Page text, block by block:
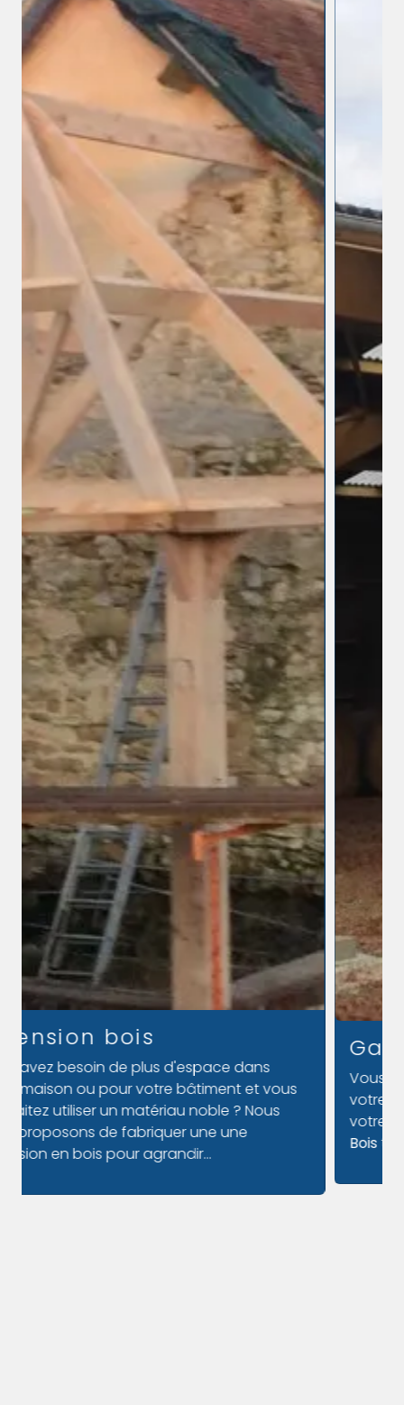
Garage en bois
Vous devez protéger ou ranger votre voiture,
votre matériel de travail ou des récoltes dans
votre garage en bois ? La sociétéMarius M Le
Boistravaille àLE PERCHE